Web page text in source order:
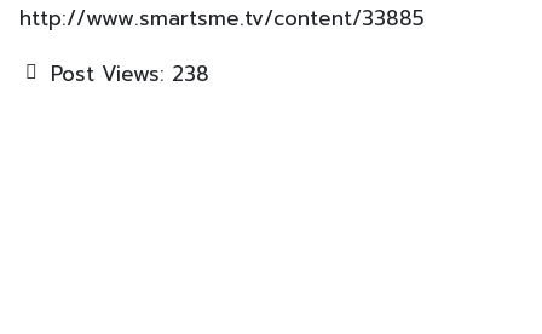
http://www.smartsme.tv/content/33885
Post Views: 238